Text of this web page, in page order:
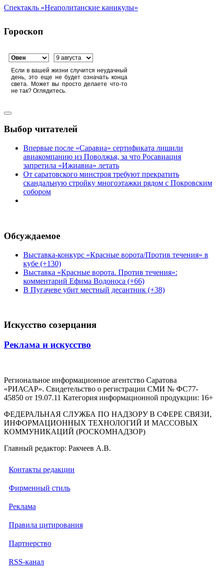
Спектакль «Неаполитанские каникулы»
Гороскоп
Если в вашей жизни случится неудачный
день, это еще не будет означать конца
света. Может вы просто делаете что-то
не так? Оглядитесь.
Выбор читателей
Впервые после «Саравиа» сертификата лишили
авиакомпанию из Поволжья, за что Росавиация
запретила «Ижиавиа» летать
От саратовского минстроя требуют прекратить
скандальную стройку многоэтажки рядом с Покровским
собором
Обсуждаемое
Выставка-конкурс «Красные ворота/Против течения» в
кубе (+130)
Выставка «Красные ворота. Против течения»:
комментарий Ефима Водоноса (+66)
В Пугачеве убит местный десантник (+38)
Искусство созерцания
Реклама и искусство
Региональное информационное агентство Саратова
«РИАСАР». Свидетельство о регистрации СМИ № ФС77-
45850 от 19.07.11 Категория информационной продукции: 16+
ФЕДЕРАЛЬНАЯ СЛУЖБА ПО НАДЗОРУ В СФЕРЕ СВЯЗИ,
ИНФОРМАЦИОННЫХ ТЕХНОЛОГИЙ И МАССОВЫХ
КОММУНИКАЦИЙ (РОСКОМНАДЗОР)
Главный редактор: Ракчеев А.В.
Контакты редакции
Фирменный стиль
Реклама
Правила цитирования
Партнерство
RSS-канал